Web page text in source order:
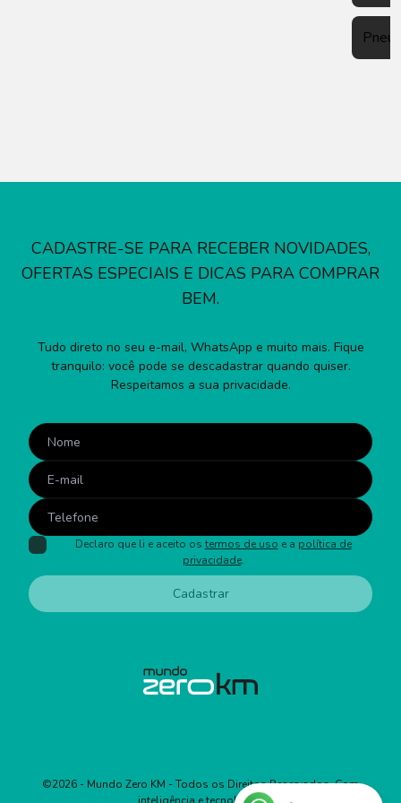
Pneu
CADASTRE-SE PARA RECEBER NOVIDADES,
OFERTAS ESPECIAIS E DICAS PARA COMPRAR
BEM.
Tudo direto no seu e-mail, WhatsApp e muito mais. Fique
tranquilo: você pode se descadastrar quando quiser.
Respeitamos a sua privacidade.
Declaro que li e aceito os termos de uso e a política de
privacidade.
Cadastrar
©2026 - Mundo Zero KM - Todos os Direitos Reservados. Com